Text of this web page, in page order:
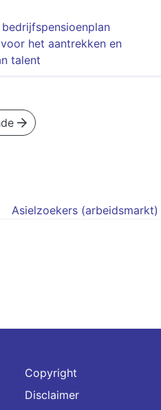
het aantrekken en
talent
Asielzoekers (arbeidsmarkt)
Copyright
Disclaimer